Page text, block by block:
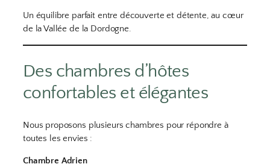
Un équilibre parfait entre découverte et détente, au cœur
de la Vallée de la Dordogne.
Des chambres d’hôtes
confortables et élégantes
Nous proposons plusieurs chambres pour répondre à
toutes les envies :
Chambre Adrien